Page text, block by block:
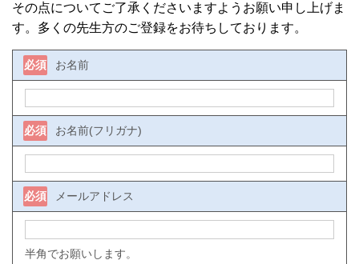
その点についてご了承くださいますようお願い申し上げま
す。多くの先生方のご登録をお待ちしております。
お名前
必須
お名前(フリガナ)
必須
メールアドレス
必須
半角でお願いします。